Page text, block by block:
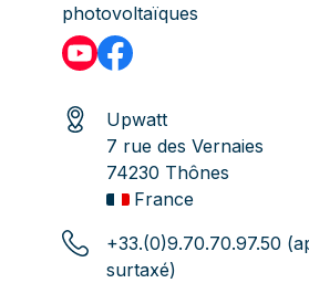
photovoltaïques
Upwatt
7 rue des Vernaies
74230 Thônes
France
+33.(0)9.70.70.97.50
surtaxé)